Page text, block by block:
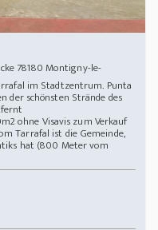
78180 Montigny-le-
im Stadtzentrum. Punta
der schönsten Strände des
ohne Visavis zum Verkauf
Tarrafal ist die Gemeinde,
hat (800 Meter vom